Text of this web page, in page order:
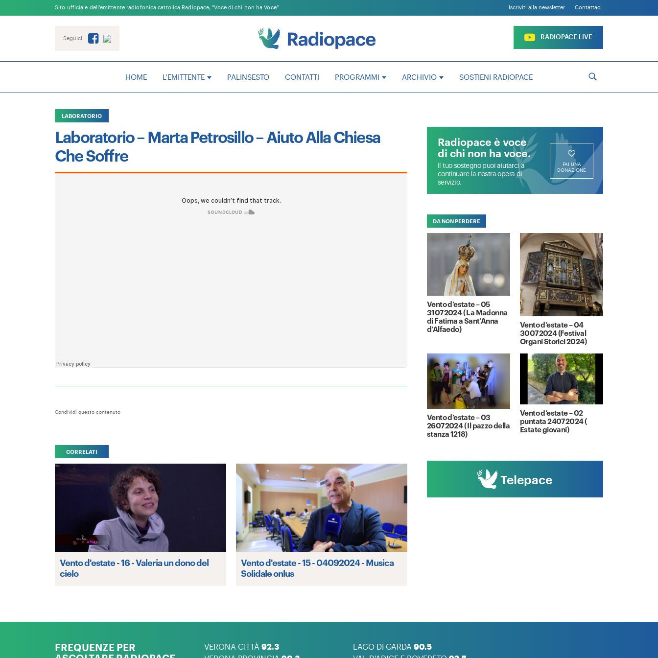
Sito ufficiale dell'emittente radiofonica cattolica Radiopace, "Voce di chi non ha Voce” Iscriviti alla newsletter Contattaci
Seguici RADIOPACE LIVE
HOME L’EMITTENTE PALINSESTO CONTATTI PROGRAMMI
PAGINE APERTE
MONS.BRUNO FASANI
ARCHIVIO
PERSONE E AVVENIMENTI
SOSTIENI RADIOPACE
LABORATORIO
Laboratorio – Marta Petrosillo – Aiuto Alla Chiesa
Che Soffre
Condividi questo contenuto
CORRELATI
Vento d'estate - 16 - Valeria un dono del
cielo
Vento d'estate - 15 - 04092024 - Musica
Solidale onlus
Radiopace è voce
di chi non ha voce.
Il tuo sostegno puoi aiutarci a
continuare la nostra opera di
servizio.
FAI UNA
DONAZIONE
DA NON PERDERE
Vento d’estate – 05
31072024 ( La Madonna
di Fatima a Sant’Anna
d’Alfaedo)
Vento d’estate – 04
30072024 (Festival
Organi Storici 2024)
Vento d’estate – 03
26072024 ( Il pazzo della
stanza 1218)
Vento d’estate – 02
puntata 24072024 (
Estate giovani)
Telepace
FREQUENZE PER VERONA CITTÀ 92.3
LAGO DI GARDA90.5